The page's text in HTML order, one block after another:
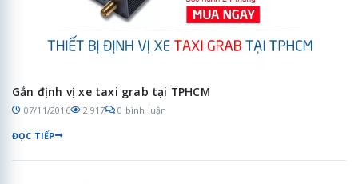
Gắn định vị xe taxi grab tại TPHCM
07/11/2016 2.917 0 bình luận
ĐỌC TIẾP